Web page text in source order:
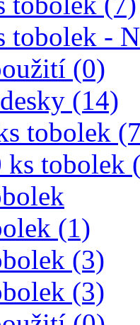
tobolek -
(0)
(14)
tobolek
ks tobolek
(1)
(3)
(3)